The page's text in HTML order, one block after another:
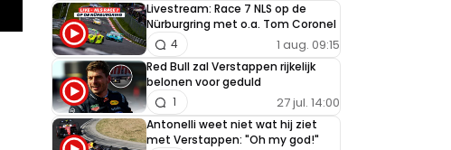
Livestream: Race 7 NLS op de
Nürburgring met o.a. Tom Coronel
1 aug. 09:15
4
Red Bull zal Verstappen rijkelijk
belonen voor geduld
27 jul. 14:00
1
Antonelli weet niet wat hij ziet
met Verstappen: "Oh my god!"